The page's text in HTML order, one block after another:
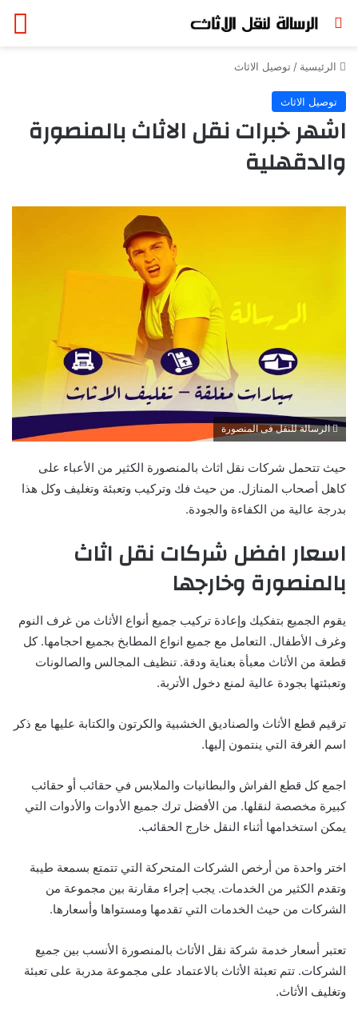
بحث عن
الرئيسية / توصيل الاثاث
توصيل الاثاث
اشهر خبرات نقل الاثاث بالمنصورة
والدقهلية
الرسالة للنقل فى المنصورة
حيث تتحمل شركات نقل اثاث بالمنصورة الكثير من الأعباء على
كاهل أصحاب المنازل. من حيث فك وتركيب وتعبئة وتغليف وكل هذا
بدرجة عالية من الكفاءة والجودة.
اسعار افضل شركات نقل اثاث
بالمنصورة وخارجها
يقوم الجميع بتفكيك وإعادة تركيب جميع أنواع الأثاث من غرف النوم
وغرف الأطفال. التعامل مع جميع انواع المطابخ بجميع احجامها. كل
قطعة من الأثاث معبأة بعناية ودقة. تنظيف المجالس والصالونات
وتعبئتها بجودة عالية لمنع دخول الأتربة.
ترقيم قطع الأثاث والصناديق الخشبية والكرتون والكتابة عليها مع ذكر
اسم الغرفة التي ينتمون إليها.
اجمع كل قطع الفراش والبطانيات والملابس في حقائب أو حقائب
كبيرة مخصصة لنقلها. من الأفضل ترك جميع الأدوات والأدوات التي
يمكن استخدامها أثناء النقل خارج الحقائب.
اختر واحدة من أرخص الشركات المتحركة التي تتمتع بسمعة طيبة
وتقدم الكثير من الخدمات. يجب إجراء مقارنة بين مجموعة من
الشركات من حيث الخدمات التي تقدمها ومستواها وأسعارها.
تعتبر أسعار خدمة شركة نقل الأثاث بالمنصورة الأنسب بين جميع
الشركات. تتم تعبئة الأثاث بالاعتماد على مجموعة مدربة على تعبئة
وتغليف الأثاث.